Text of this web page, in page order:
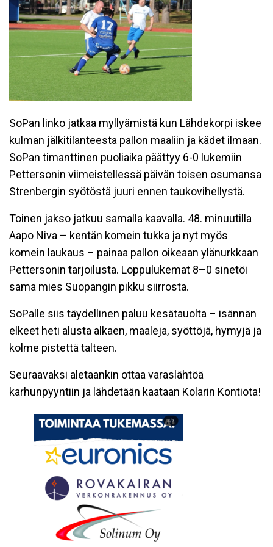
SoPan linko jatkaa myllyämistä kun Lähdekorpi iskee
kulman jälkitilanteesta pallon maaliin ja kädet ilmaan.
SoPan timanttinen puoliaika päättyy 6-0 lukemiin
Pettersonin viimeistellessä päivän toisen osumansa
Strenbergin syötöstä juuri ennen taukovihellystä.
Toinen jakso jatkuu samalla kaavalla. 48. minuutilla
Aapo Niva – kentän komein tukka ja nyt myös
komein laukaus – painaa pallon oikeaan ylänurkkaan
Pettersonin tarjoilusta. Loppulukemat 8–0 sinetöi
sama mies Suopangin pikku siirrosta.
SoPalle siis täydellinen paluu kesätauolta – isännän
elkeet heti alusta alkaen, maaleja, syöttöjä, hymyjä ja
kolme pistettä talteen.
Seuraavaksi aletaankin ottaa varaslähtöä
karhunpyyntiin ja lähdetään kaataan Kolarin Kontiota!